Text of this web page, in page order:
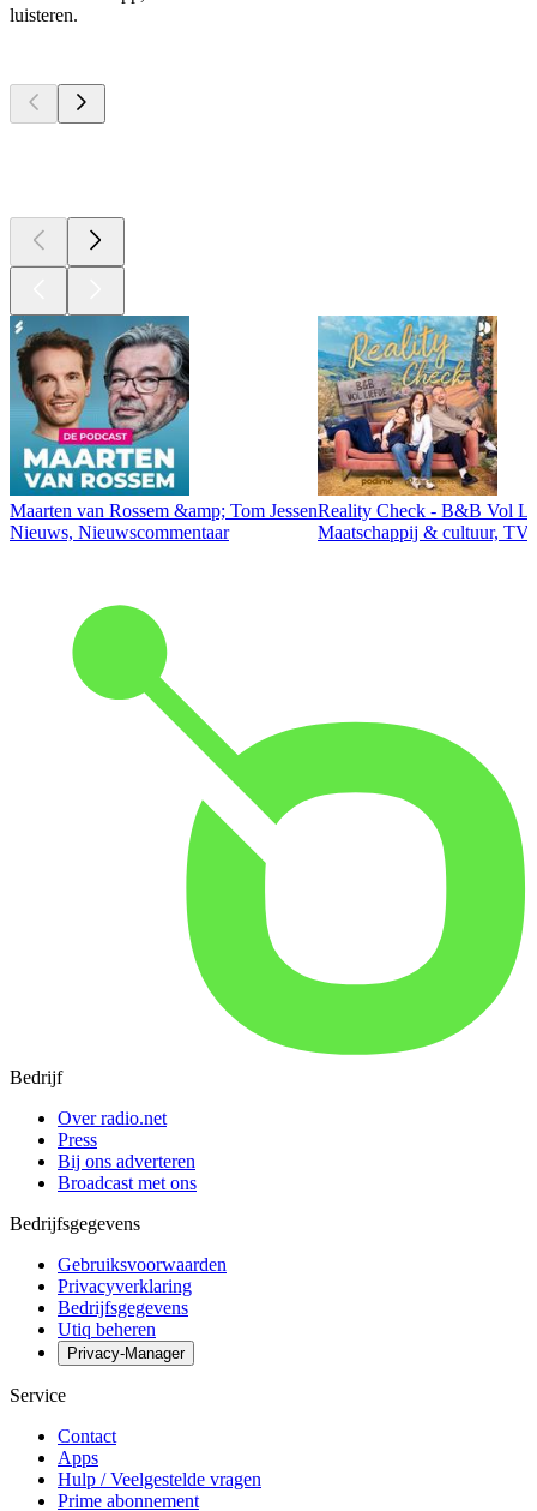
luisteren.
Maarten van Rossem &amp; Tom Jessen
Nieuws, Nieuwscommentaar
Reality Check - B&B Vol
Maatschappij & cultuur,
Bedrijf
Over radio.net
Press
Bij ons adverteren
Broadcast met ons
Bedrijfsgegevens
Gebruiksvoorwaarden
Privacyverklaring
Bedrijfsgegevens
Utiq beheren
Privacy-Manager
Service
Contact
Apps
Hulp / Veelgestelde vragen
Prime abonnement